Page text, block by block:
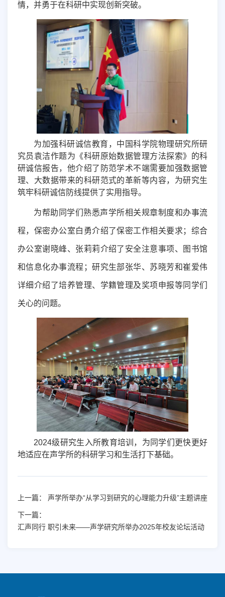
情，并勇于在科研中实现创新突破。
为加强科研诚信教育， 中国科学院物理研究所研
究员袁洁作题为《科研原始数据管理方法探索》的科
研诚信报告，他介绍了防范学术不端需要加强数据管
理、大数据带来的科研范式的革新等内容，为研究生
筑牢科研诚信防线提供了实用指导。
为帮助同学们熟悉声学所相关规章制度和办事流
程，保密办公室白勇介绍了保密工作相关要求；综合
办公室谢晓峰、张莉莉介绍了安全注意事项、图书馆
和信息化办事流程；研究生部张华、苏晓芳和崔爱伟
详细介绍了培养管理、学籍管理及奖项申报等同学们
关心的问题。
2024级研究生入所教育培训，为同学们更快更好
地适应在声学所的科研学习和生活打下基础。
上一篇： 声学所举办“从学习到研究的心理能力升级”主题讲座
下一篇：
汇声同行 职引未来——声学研究所举办2025年校友论坛活动